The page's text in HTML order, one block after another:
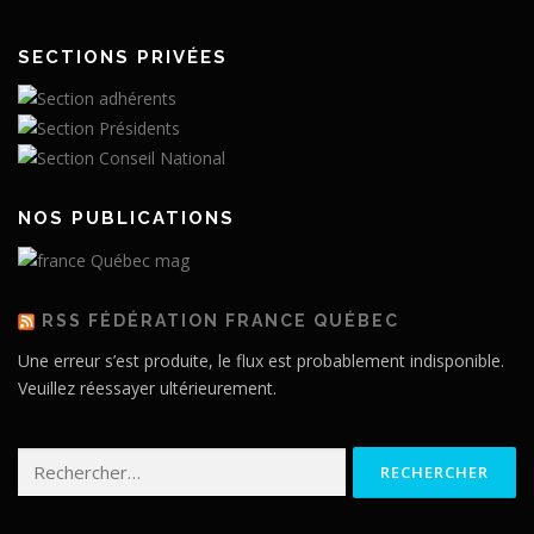
SECTIONS PRIVÉES
NOS PUBLICATIONS
RSS FÉDÉRATION FRANCE QUÉBEC
Une erreur s’est produite, le flux est probablement indisponible.
Veuillez réessayer ultérieurement.
Rechercher :